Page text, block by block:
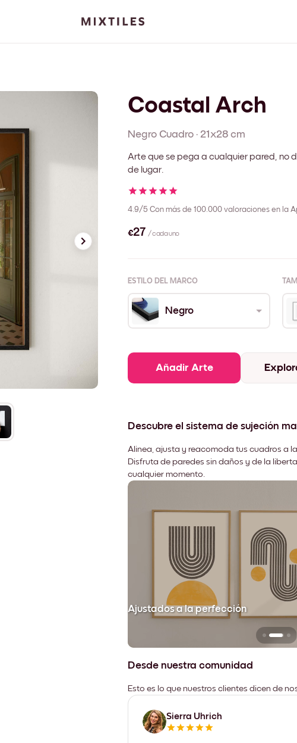
Coastal Arch
Negro Cuadro · 21x28 cm
Arte que se pega a cualquier pared, no
de lugar.
4.9/5 Con más de 100.000 valoraciones en la
€27 / cada uno
ESTILO DEL MARCO
Negro
Añadir Arte
Descubre el sistema de sujeción
Alinea, ajusta y reacomoda tus cuadros a
Disfruta de paredes sin daños y de la
cualquier momento.
Ajustados a la perfección
Desde nuestra comunidad
Esto es lo que nuestros clientes dicen de
Sierra Uhrich